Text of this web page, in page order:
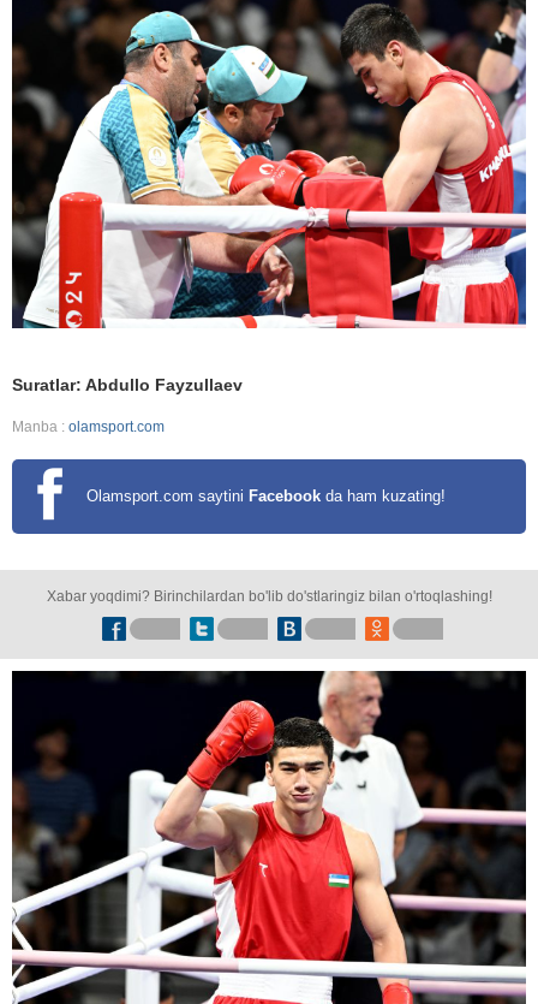
Suratlar: Abdullo Fayzullaev
Manba : olamsport.com
Olamsport.com saytini Facebook da ham kuzating!
Xabar yoqdimi? Birinchilardan bo'lib do'stlaringiz bilan o'rtoqlashing!